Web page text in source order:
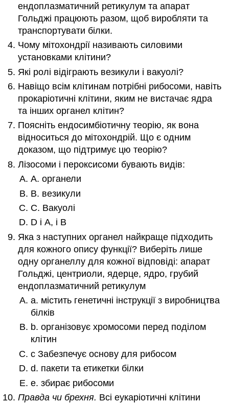
ендоплазматичний ретикулум та апарат
Гольджі працюють разом, щоб виробляти та
транспортувати білки.
Чому мітохондрії називають силовими
установками клітини?
Які ролі відіграють везикули і вакуолі?
Навіщо всім клітинам потрібні рибосоми, навіть
прокаріотичні клітини, яким не вистачає ядра
та інших органел клітин?
Поясніть ендосимбіотичну теорію, як вона
відноситься до мітохондрій. Що є одним
доказом, що підтримує цю теорію?
Лізосоми і пероксисоми бувають видів:
А. органели
B. везикули
C. Вакуолі
D і A, і B
Яка з наступних органел найкраще підходить
для кожного опису функції? Виберіть лише
одну органеллу для кожної відповіді: апарат
Гольджі, центриоли, ядерце, ядро, грубий
ендоплазматичний ретикулум
а. містить генетичні інструкції з виробництва
білків
b. організовує хромосоми перед поділом
клітин
c Забезпечує основу для рибосом
d. пакети та етикетки білки
е. збирає рибосоми
Правда чи брехня. Всі еукаріотичні клітини